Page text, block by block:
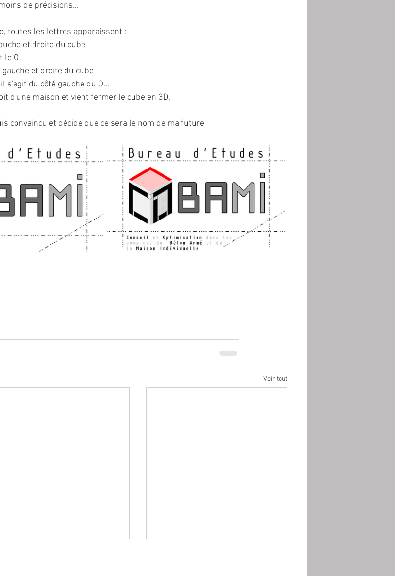
de précisions...
toutes les lettres apparaissent :
et droite du cube
le O
et droite du cube
s'agit du côté gauche du O...
d'une maison et vient fermer le cube en 3D.
convaincu et décide que ce sera le nom de ma future
Voir tout